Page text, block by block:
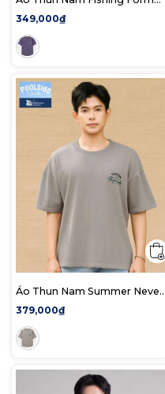
Regular ATID0754
349,000₫
Áo Thun Nam Summer Never
Ends Form Boxy
379,000₫